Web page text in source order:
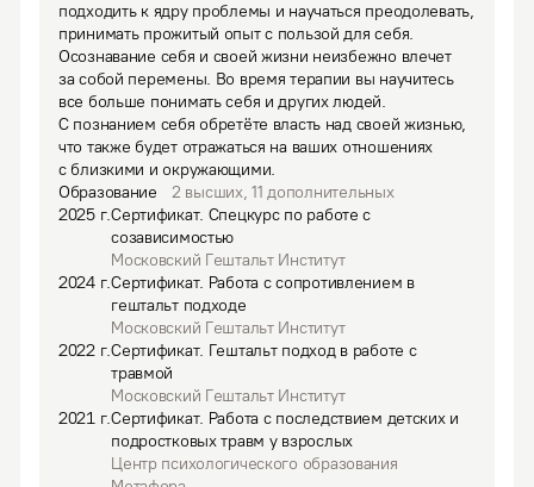
подходить к ядру проблемы и научаться преодолевать,
принимать прожитый опыт с пользой для себя.
Осознавание себя и своей жизни неизбежно влечет
за собой перемены. Во время терапии вы научитесь
все больше понимать себя и других людей.
С познанием себя обретёте власть над своей жизнью,
что также будет отражаться на ваших отношениях
с близкими и окружающими.
Образование
2 высших,11 дополнительных
2025г.Сертификат. Спецкурс по работе с
созависимостью
Московский Гештальт Институт
2024г.Сертификат. Работа с сопротивлением в
гештальт подходе
Московский Гештальт Институт
2022г.Сертификат. Гештальт подход в работе с
травмой
Московский Гештальт Институт
2021г.Сертификат. Работа с последствием детских и
подростковых травм у взрослых
Центр психологического образования